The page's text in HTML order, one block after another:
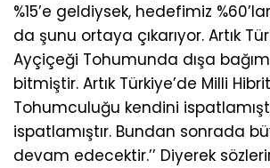
%15’e geldiysek, hedefimiz
da şunu ortaya çıkarıyor. Artık
Ayçiçeği Tohumunda dışa
bitmiştir. Artık Türkiye’de Milli
Tohumculuğu kendini
ispatlamıştır. Bundan sonrada
devam edecektir.’’ Diyerek